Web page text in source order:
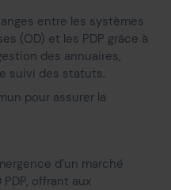
entre les systèmes
(OD) et les PDP grâce à
des annuaires,
suivi des statuts.
pour assurer la
d’un marché
offrant aux